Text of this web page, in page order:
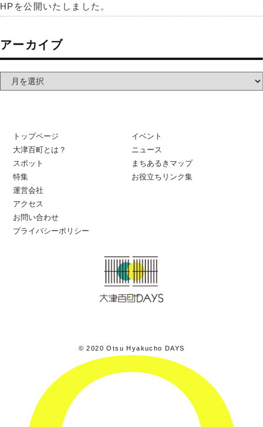
HPを公開いたしました。
アーカイブ
トップページ
大津百町とは？
スポット
特集
イベント
ニュース
まちあるきマップ
お役立ちリンク集
運営会社
アクセス
お問い合わせ
プライバシーポリシー
© 2020 Otsu Hyakucho DAYS